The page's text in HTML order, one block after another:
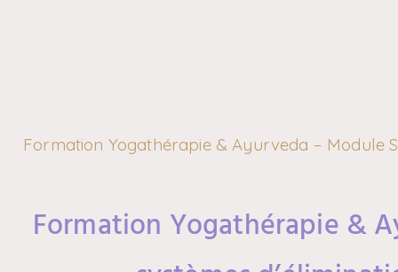
Formation Yogathérapie & Ayurveda – Module
Formation Yogathérapie &